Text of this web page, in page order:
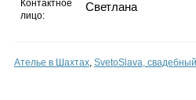
Контактное
лицо:
Светлана
Ателье в Шахтах, SvetoSlava,